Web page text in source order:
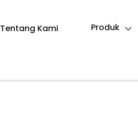
Tentang Kami Produk